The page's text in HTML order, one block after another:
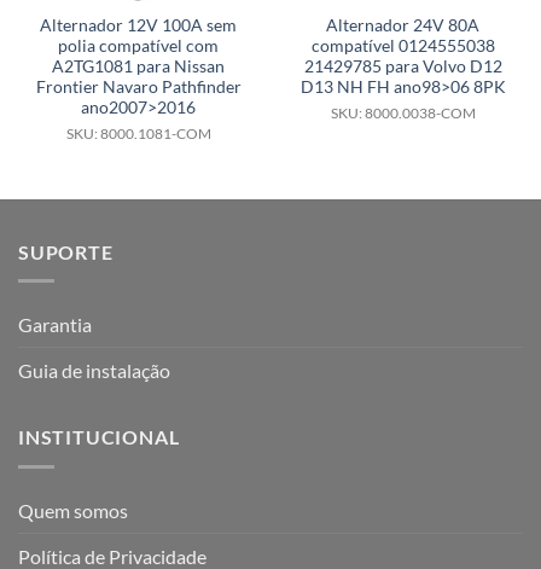
Alternador 12V 100A sem
polia compatível com
A2TG1081 para Nissan
Frontier Navaro Pathfinder
ano2007>2016
SKU: 8000.1081-COM
Alternador 24V 80A
compatível 0124555038
21429785 para Volvo D12
D13 NH FH ano98>06 8PK
SKU: 8000.0038-COM
SUPORTE
Garantia
Guia de instalação
INSTITUCIONAL
Quem somos
Política de Privacidade